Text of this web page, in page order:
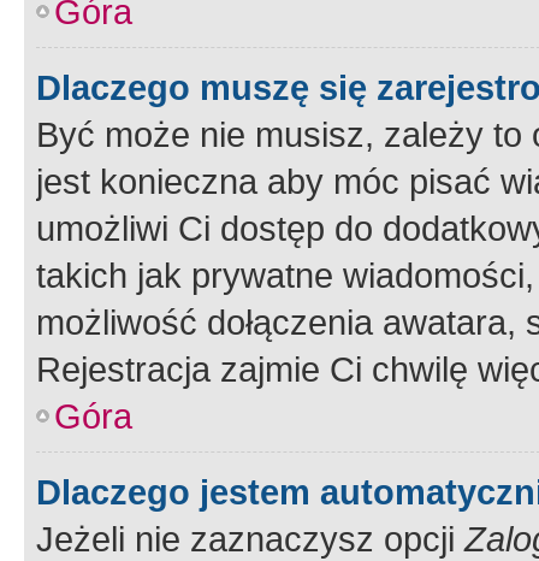
Góra
Dlaczego muszę się
Być może nie musisz, zależy
jest konieczna aby móc pisać
umożliwi Ci dostęp do
takich jak prywatne
możliwość dołączenia
Rejestracja zajmie Ci chwilę
Góra
Dlaczego jestem
Jeżeli nie zaznaczysz opcji